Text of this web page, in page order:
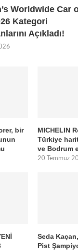
Worldwide Car
Kategori
Açıkladı!
bir
MICHELIN
Türkiye
ve Bodrum
20 Temmuz
Seda
Pist